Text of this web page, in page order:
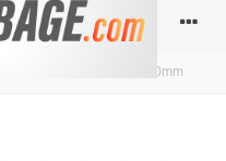
Té 87° FU6 Ø 100mm